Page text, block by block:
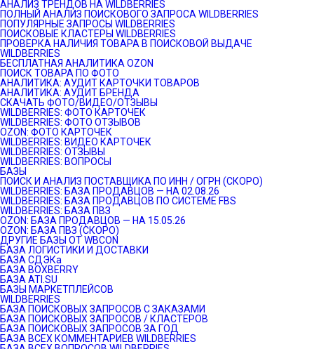
АНАЛИЗ ТРЕНДОВ НА WILDBERRIES
ПОЛНЫЙ АНАЛИЗ ПОИСКОВОГО ЗАПРОСА WILDBERRIES
ПОПУЛЯРНЫЕ ЗАПРОСЫ WILDBERRIES
ПОИСКОВЫЕ КЛАСТЕРЫ WILDBERRIES
ПРОВЕРКА НАЛИЧИЯ ТОВАРА В ПОИСКОВОЙ ВЫДАЧЕ
WILDBERRIES
БЕСПЛАТНАЯ АНАЛИТИКА OZON
ПОИСК ТОВАРА ПО ФОТО
АНАЛИТИКА: АУДИТ КАРТОЧКИ ТОВАРОВ
АНАЛИТИКА: АУДИТ БРЕНДА
СКАЧАТЬ ФОТО/ВИДЕО/ОТЗЫВЫ
WILDBERRIES: ФОТО КАРТОЧЕК
WILDBERRIES: ФОТО ОТЗЫВОВ
OZON: ФОТО КАРТОЧЕК
WILDBERRIES: ВИДЕО КАРТОЧЕК
WILDBERRIES: ОТЗЫВЫ
WILDBERRIES: ВОПРОСЫ
БАЗЫ
ПОИСК И АНАЛИЗ ПОСТАВЩИКА ПО ИНН / ОГРН (СКОРО)
WILDBERRIES: БАЗА ПРОДАВЦОВ — НА 02.08.26
WILDBERRIES: БАЗА ПРОДАВЦОВ ПО СИСТЕМЕ FBS
WILDBERRIES: БАЗА ПВЗ
OZON: БАЗА ПРОДАВЦОВ — НА 15.05.26
OZON: БАЗА ПВЗ (СКОРО)
ДРУГИЕ БАЗЫ ОТ WBCON
БАЗА ЛОГИСТИКИ И ДОСТАВКИ
БАЗА СДЭКа
БАЗА BOXBERRY
БАЗА ATI.SU
БАЗЫ МАРКЕТПЛЕЙСОВ
WILDBERRIES
БАЗА ПОИСКОВЫХ ЗАПРОСОВ С ЗАКАЗАМИ
БАЗА ПОИСКОВЫХ ЗАПРОСОВ / КЛАСТЕРОВ
БАЗА ПОИСКОВЫХ ЗАПРОСОВ ЗА ГОД
БАЗА ВСЕХ КОММЕНТАРИЕВ WILDBERRIES